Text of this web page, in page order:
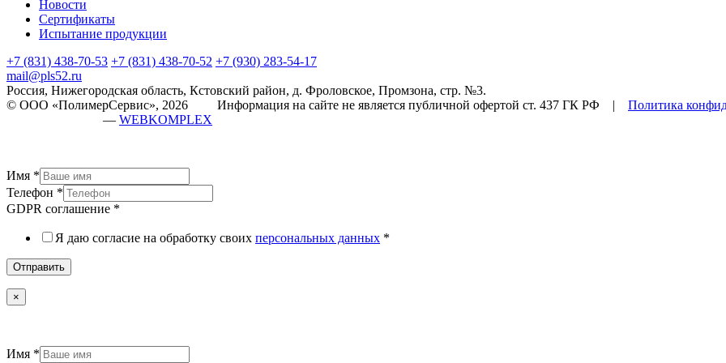
Новости
Сертификаты
Испытание продукции
+7 (831) 438-70-53 +7 (831) 438-70-52 +7 (930) 283-54-17
mail@pls52.ru
Россия, Нижегородская область, Кстовский район, д. Фроловское, Промзона, стр. №3.
© ООО «ПолимерСервис», 2026 Информация на сайте не является публичной офертой ст. 437 ГК РФ | Политика
— WEBKOMPLEX
Имя *
Телефон *
GDPR соглашение *
Я даю согласие на обработку своих персональных данных *
Отправить
×
Имя *